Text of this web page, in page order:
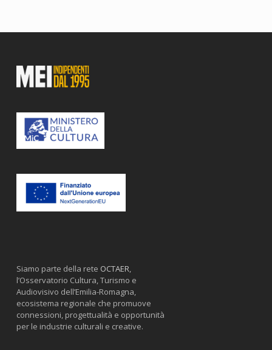
Siamo parte della rete OCTAER,
l’Osservatorio Cultura, Turismo e
Audiovisivo dell’Emilia-Romagna,
ecosistema regionale che promuove
connessioni, progettualità e opportunità
per le industrie culturali e creative.